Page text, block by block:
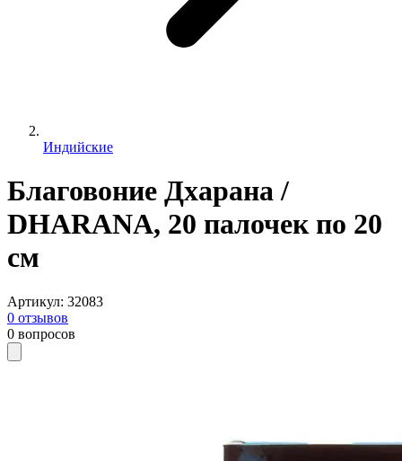
Индийские
Благовоние Дхарана /
DHARANA, 20 палочек по 20
см
Артикул: 32083
0 отзывов
0 вопросов